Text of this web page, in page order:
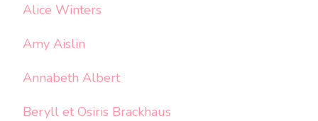
Alice Winters
Amy Aislin
Annabeth Albert
Beryll et Osiris Brackhaus